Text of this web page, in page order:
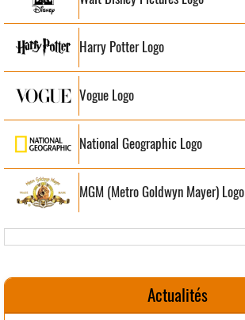
Harry Potter Logo
Vogue Logo
National Geographic Logo
MGM (Metro Goldwyn Mayer) Logo
Actualités